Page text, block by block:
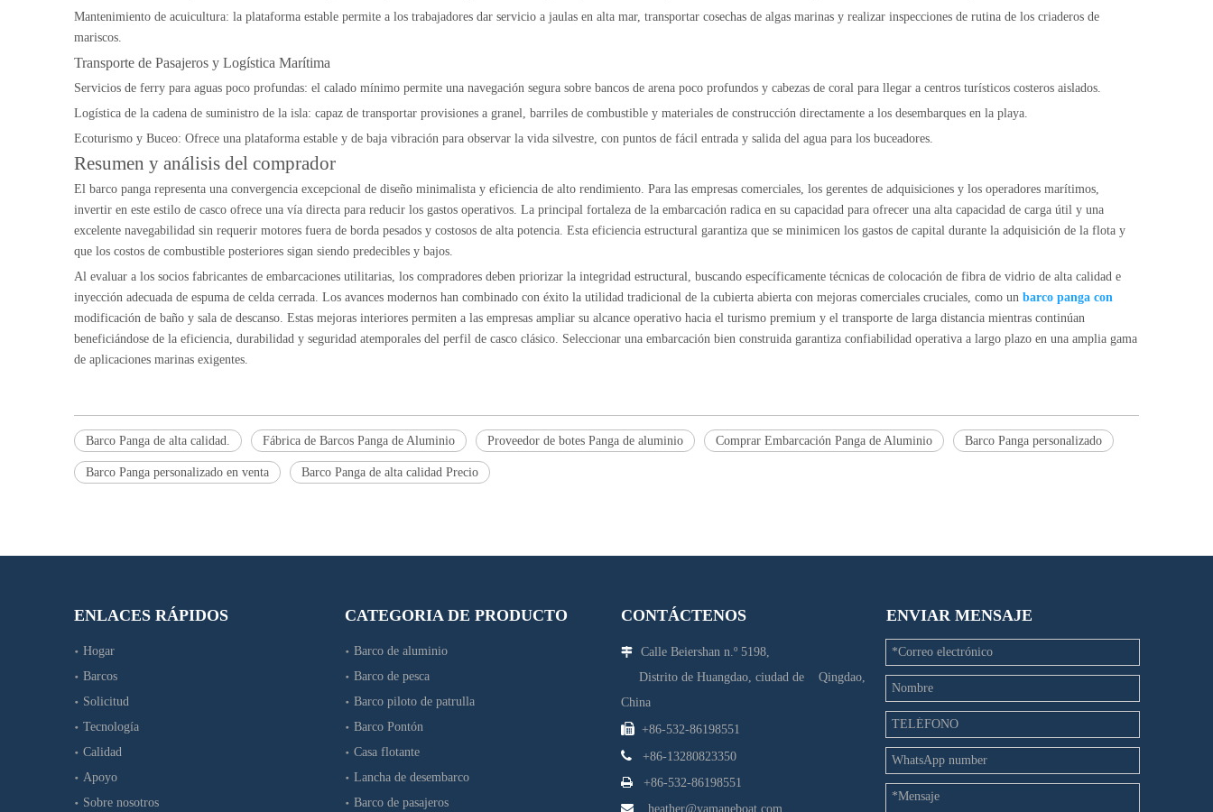
Mantenimiento de acuicultura: la plataforma estable permite a los trabajadores dar servicio a jaulas en alta mar, transportar cosechas de algas marinas y realizar inspecciones de rutina de los criaderos de
mariscos.
Transporte de Pasajeros y Logística Marítima
Servicios de ferry para aguas poco profundas: el calado mínimo permite una navegación segura sobre bancos de arena poco profundos y cabezas de coral para llegar a centros turísticos costeros aislados.
Logística de la cadena de suministro de la isla: capaz de transportar provisiones a granel, barriles de combustible y materiales de construcción directamente a los desembarques en la playa.
Ecoturismo y Buceo: Ofrece una plataforma estable y de baja vibración para observar la vida silvestre, con puntos de fácil entrada y salida del agua para los buceadores.
Resumen y análisis del comprador
El barco panga representa una convergencia excepcional de diseño minimalista y eficiencia de alto rendimiento. Para las empresas comerciales, los gerentes de adquisiciones y los operadores marítimos,
invertir en este estilo de casco ofrece una vía directa para reducir los gastos operativos. La principal fortaleza de la embarcación radica en su capacidad para ofrecer una alta capacidad de carga útil y una
excelente navegabilidad sin requerir motores fuera de borda pesados ​​y costosos de alta potencia. Esta eficiencia estructural garantiza que se minimicen los gastos de capital durante la adquisición de la flota y
que los costos de combustible posteriores sigan siendo predecibles y bajos.
Al evaluar a los socios fabricantes de embarcaciones utilitarias, los compradores deben priorizar la integridad estructural, buscando específicamente técnicas de colocación de fibra de vidrio de alta calidad e
inyección adecuada de espuma de celda cerrada. Los avances modernos han combinado con éxito la utilidad tradicional de la cubierta abierta con mejoras comerciales cruciales, como un barco panga con
modificación de baño y sala de descanso. Estas mejoras interiores permiten a las empresas ampliar su alcance operativo hacia el turismo premium y el transporte de larga distancia mientras continúan
beneficiándose de la eficiencia, durabilidad y seguridad atemporales del perfil de casco clásico. Seleccionar una embarcación bien construida garantiza confiabilidad operativa a largo plazo en una amplia gama
de aplicaciones marinas exigentes.
Barco Panga de alta calidad. Fábrica de Barcos Panga de Aluminio Proveedor de botes Panga de aluminio Comprar Embarcación Panga de Aluminio Barco Panga personalizado
Barco Panga personalizado en venta Barco Panga de alta calidad Precio
ENLACES RÁPIDOS
Hogar
Barcos
Solicitud
Tecnología
Calidad
Apoyo
Sobre nosotros
CATEGORIA DE PRODUCTO
Barco de aluminio
Barco de pesca
Barco piloto de patrulla
Barco Pontón
Casa flotante
Lancha de desembarco
Barco de pasajeros
CONTÁCTENOS
 Calle Beiershan n.º 5198,
Distrito de Huangdao, ciudad de Qingdao,
China
 +86-532-86198551

+86-13280823350
 +86-532-86198551
 heather@yamaneboat.com
ENVIAR MENSAJE